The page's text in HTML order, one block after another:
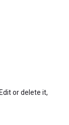
or delete it,